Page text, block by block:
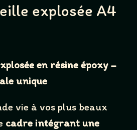
explosée A4
en résine époxy –
unique
vie à vos plus beaux
cadre intégrant une